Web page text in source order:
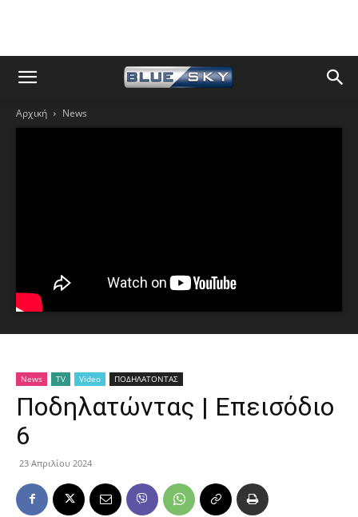
Αρχική News
News TV Video ΠΟΔΗΛΑΤΟΝΤΑΣ
Ποδηλατώντας | Επεισόδιο
6
23 Απριλίου 2024